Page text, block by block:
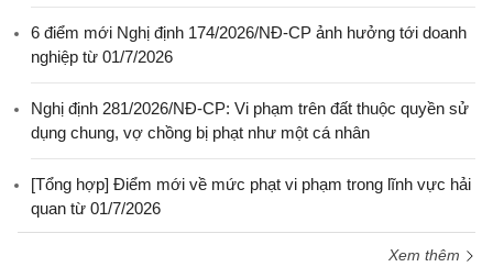
6 điểm mới Nghị định 174/2026/NĐ-CP ảnh hưởng tới doanh
nghiệp từ 01/7/2026
Nghị định 281/2026/NĐ-CP: Vi phạm trên đất thuộc quyền sử
dụng chung, vợ chồng bị phạt như một cá nhân
[Tổng hợp] Điểm mới về mức phạt vi phạm trong lĩnh vực hải
quan từ 01/7/2026
Xem thêm